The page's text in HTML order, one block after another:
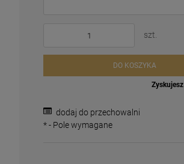
szt.
DO KOSZYKA
Zyskujesz
dodaj do przechowalni
*- Pole wymagane